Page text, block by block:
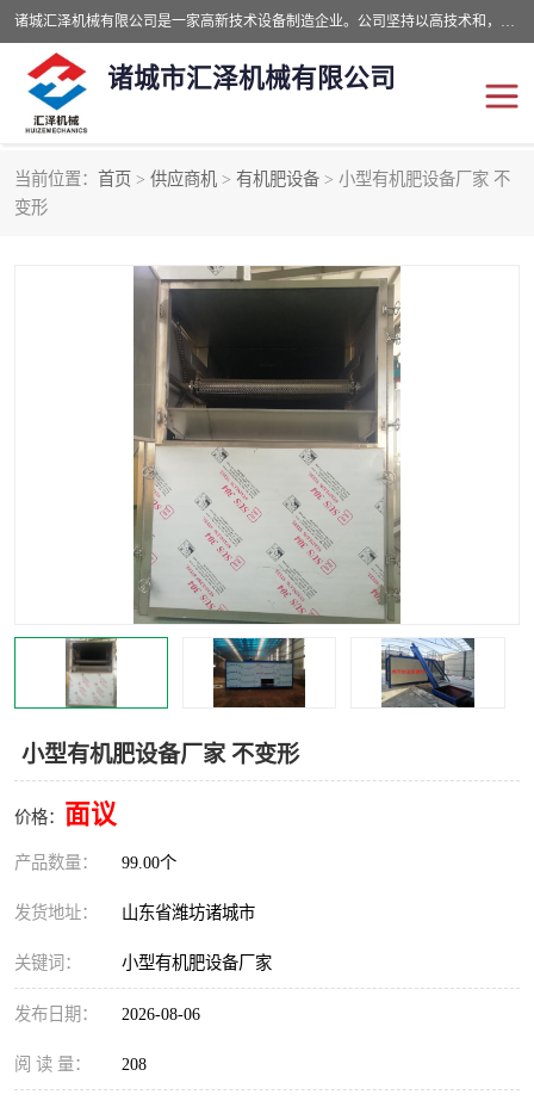
诸城汇泽机械有限公司是一家高新技术设备制造企业。公司坚持以高技术和，高服务于用户，以的环保机械制造设备赢的用户的信赖。现在主要生产死亡畜禽无害化处理和立式和卧式有机肥设备，搅拌机，烘干机，高温发酵机等。污水处理设备，固液分离机。气浮机，化制机等。公司秉承品质，用户至上，科技创新的经营理。
诸城市汇泽机械有限公司
当前位置： 首页 > 供应商机 > 有机肥设备 > 小型有机肥设备厂家 不
变形
小型有机肥设备厂家 不变形
价格： 面议
产品数量： 99.00个
发货地址： 山东省潍坊诸城市
关键词： 小型有机肥设备厂家
发布日期： 2026-08-06
阅 读 量： 208
发酵设备
有机肥设备
纳米膜好氧发酵堆肥机 粪污烘干酶体机
纳米膜发酵
分子膜堆肥仓
分子膜发酵堆肥设备